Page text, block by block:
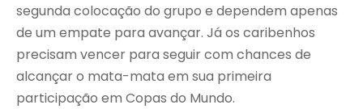
segunda colocação do grupo e dependem apenas
de um empate para avançar. Já os caribenhos
precisam vencer para seguir com chances de
alcançar o mata-mata em sua primeira
participação em Copas do Mundo.